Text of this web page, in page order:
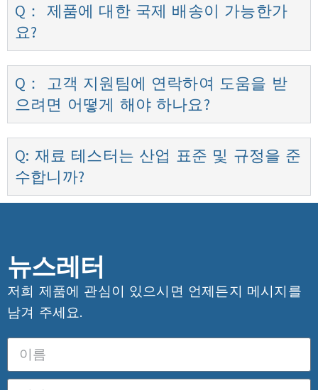
Q： 제품에 대한 국제 배송이 가능한가
요?
Q： 고객 지원팀에 연락하여 도움을 받
으려면 어떻게 해야 하나요?
Q: 재료 테스터는 산업 표준 및 규정을 준
수합니까?
뉴스레터
저희 제품에 관심이 있으시면 언제든지 메시지를
남겨 주세요.